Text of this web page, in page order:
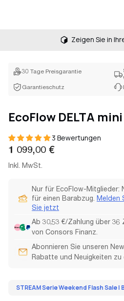
Zeigen Sie in
30 Tage Preisgarantie
Garantieschutz
EcoFlow DELTA mini
3 Bewertungen
Regulärer
Preis
1 099,00 €
Inkl. MwSt.
Nur für EcoFlow-Mitglieder:
für einen Barabzug. Melden
Sie jetzt
Ab 30,53 €/Zahlung über 36
von Consors Finanz.
Abonnieren Sie unseren
Rabatte und Neuigkeiten zu
STREAM Serie Weekend Flash Sale |